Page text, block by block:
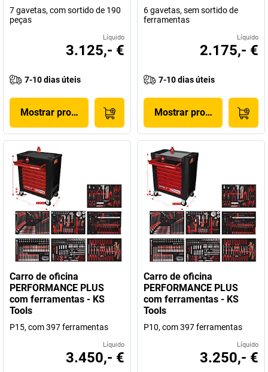
7 gavetas, com sortido de 190
peças
Líquido
3.125,- €
7-10 dias úteis
Mostrar produto
6 gavetas, sem sortido de
ferramentas
Líquido
2.175,- €
7-10 dias úteis
Mostrar produto
Carro de oficina
PERFORMANCE PLUS
com ferramentas - KS
Tools
P15, com 397 ferramentas
Líquido
3.450,- €
Carro de oficina
PERFORMANCE PLUS
com ferramentas - KS
Tools
P10, com 397 ferramentas
Líquido
3.250,- €